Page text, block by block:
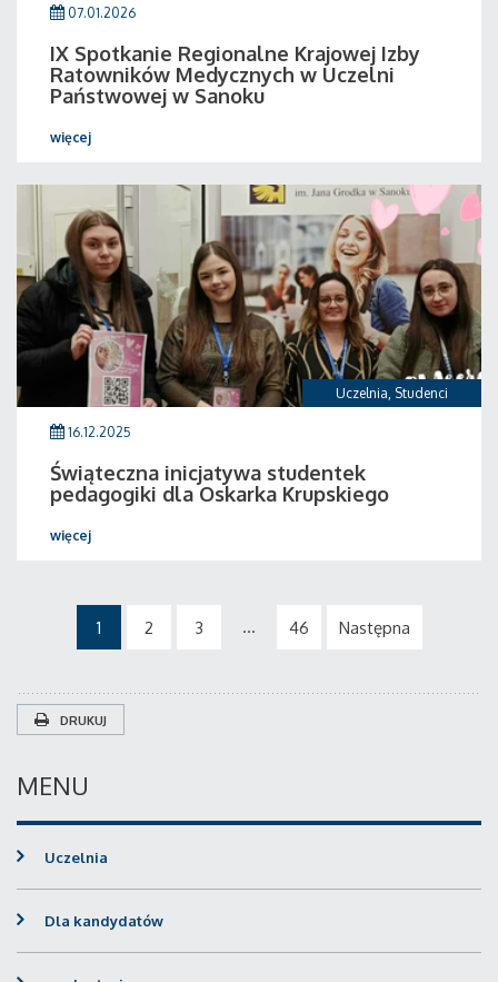
07.01.2026
IX Spotkanie Regionalne Krajowej Izby
Ratowników Medycznych w Uczelni
Państwowej w Sanoku
więcej
Uczelnia, Studenci
16.12.2025
Świąteczna inicjatywa studentek
pedagogiki dla Oskarka Krupskiego
więcej
1 2 3 ... 46 Następna
DRUKUJ
MENU
Uczelnia
Dla kandydatów